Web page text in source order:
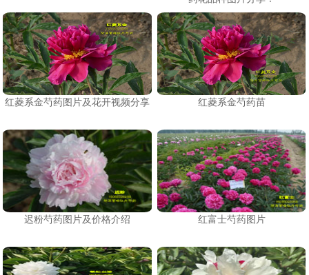
红菱系金芍药图片及花开视频分享 红菱系金芍药苗
迟粉芍药图片及价格介绍 红富士芍药图片